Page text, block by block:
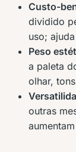
Custo-
dividido
uso;
Peso
a paleta
olhar,
outras